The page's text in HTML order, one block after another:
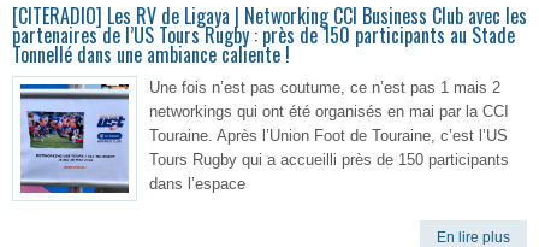
[CITERADIO] Les RV de Ligaya | Networking CCI Business Club avec les
partenaires de l’US Tours Rugby : près de 150 participants au Stade
Tonnellé dans une ambiance caliente !
Une fois n’est pas coutume, ce n’est pas 1 mais 2
networkings qui ont été organisés en mai par la CCI
Touraine. Après l’Union Foot de Touraine, c’est l’US
Tours Rugby qui a accueilli près de 150 participants
dans l’espace
En lire plus